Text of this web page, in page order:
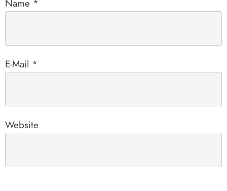
Name *
E-Mail *
Website